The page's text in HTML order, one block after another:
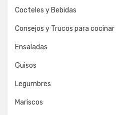
Cocteles y Bebidas
Consejos y Trucos para cocinar
Ensaladas
Guisos
Legumbres
Mariscos